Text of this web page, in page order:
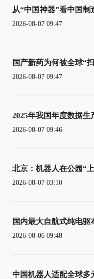
从“中国神器”看中国制
2026-08-07 09:47
国产新药为何被全球“
2026-08-07 09:47
2025年我国年度数据生
2026-08-07 09:46
北京：机器人在公园“
2026-08-07 03:10
国内最大自航式纯电驱
2026-08-06 09:48
中国机器人适配全球多